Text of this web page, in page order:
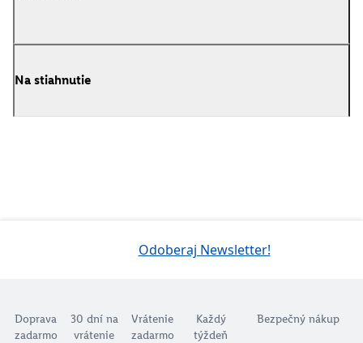
Na stiahnutie
Odoberaj Newsletter!
Doprava
zadarmo
30 dní na
vrátenie
Vrátenie
zadarmo
Každý
týždeň
Bezpečný nákup